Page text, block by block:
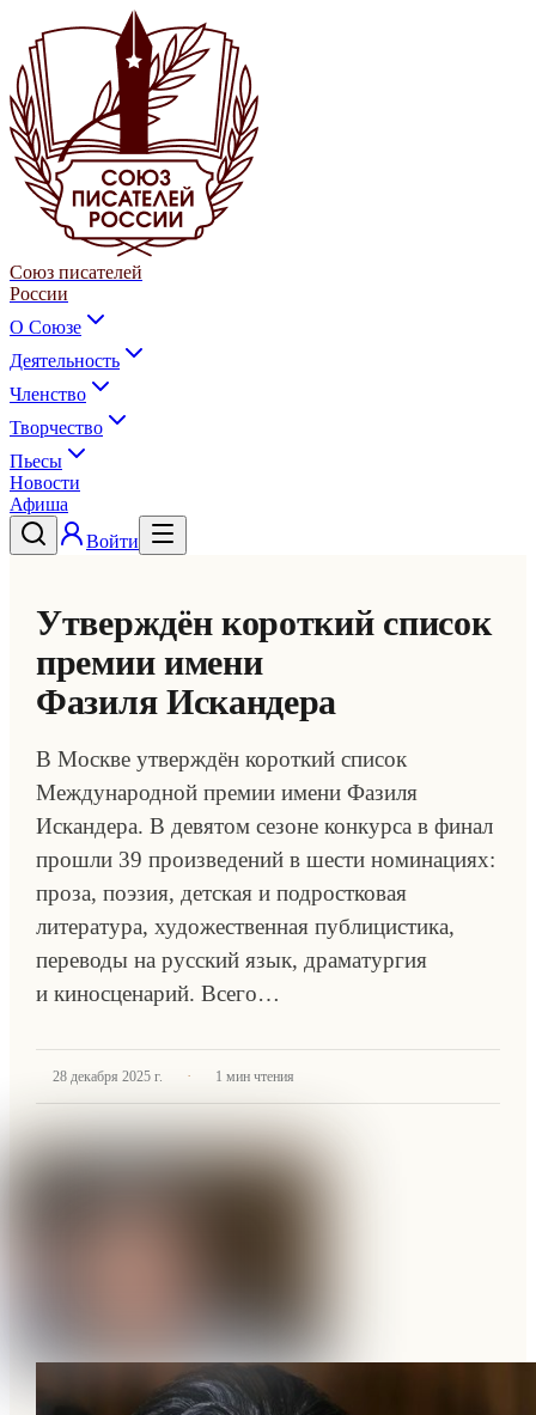
Союз писателей
России
О Союзе
Деятельность
Членство
Творчество
Пьесы
Новости
Афиша
Войти
Утверждён короткий список
премии имени
Фазиля Искандера
В Москве утверждён короткий список
Международной премии имени Фазиля
Искандера. В девятом сезоне конкурса в финал
прошли 39 произведений в шести номинациях:
проза, поэзия, детская и подростковая
литература, художественная публицистика,
переводы на русский язык, драматургия
и киносценарий. Всего…
28 декабря 2025 г. · 1 мин чтения